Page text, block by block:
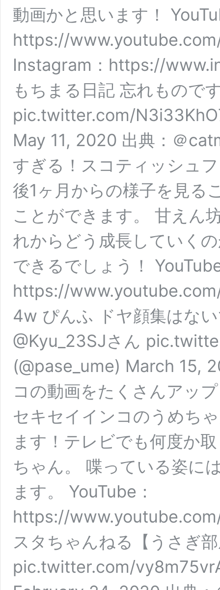
動画かと思います！
https://
Instagram：https://
もちまる日記 忘れもので
pic.twitter.com/
May 11, 2020 出典：＠
すぎる！スコティッシュ
後1ヶ月からの様子を見る
ことができます。 甘えん
れからどう成長していく
できるでしょう！
https://
4w ぴんふ ドヤ顔集はな
@Kyu_23SJさん
(@pase_ume) March 15,
コの動画をたくさんアッ
セキセイインコのうめち
ます！テレビでも何度か
ちゃん。 喋っている姿に
ます。 YouTube：
https://
スタちゃんねる【うさぎ
pic.twitter.com/